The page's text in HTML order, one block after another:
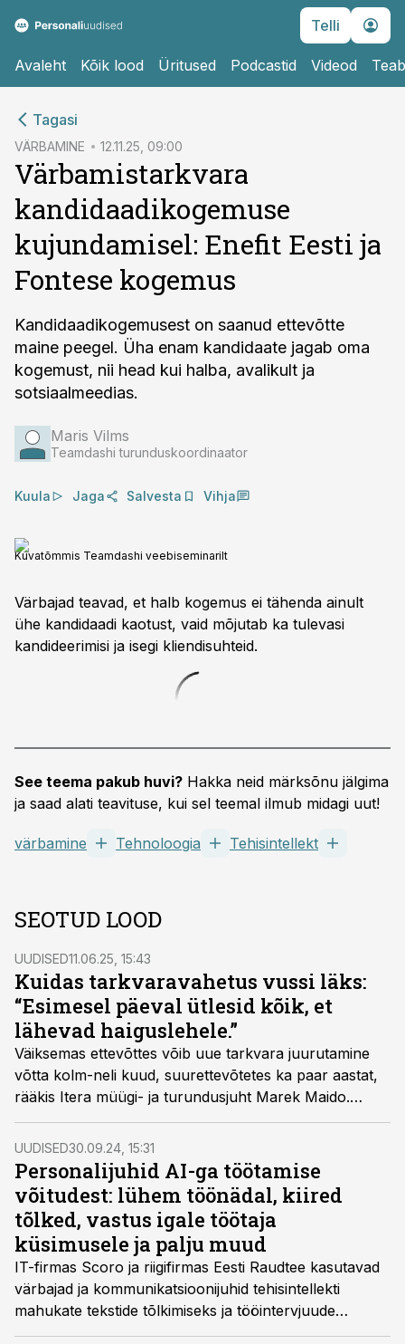
Telli
Avaleht Kõik lood Üritused Podcastid Videod
Tagasi
VÄRBAMINE 12.11.25, 09:00
Värbamistarkvara
kandidaadikogemuse
kujundamisel: Enefit Eesti ja
Fontese kogemus
Kandidaadikogemusest on saanud ettevõtte
maine peegel. Üha enam kandidaate jagab oma
kogemust, nii head kui halba, avalikult ja
sotsiaalmeedias.
Maris Vilms
Teamdashi turunduskoordinaator
Kuula Jaga Salvesta Vihja
Kuvatõmmis Teamdashi veebiseminarilt
Värbajad teavad, et halb kogemus ei tähenda ainult
ühe kandidaadi kaotust, vaid mõjutab ka tulevasi
kandideerimisi ja isegi kliendisuhteid.
See teema pakub huvi? Hakka neid märksõnu jälgima
ja saad alati teavituse, kui sel teemal ilmub midagi uut!
värbamine Tehnoloogia Tehisintellekt
SEOTUD LOOD
UUDISED11.06.25, 15:43
Kuidas tarkvaravahetus vussi läks:
“Esimesel päeval ütlesid kõik, et
lähevad haiguslehele.”
Väiksemas ettevõttes võib uue tarkvara juurutamine
võtta kolm-neli kuud, suurettevõtetes ka paar aastat,
rääkis Itera müügi- ja turundusjuht Marek Maido.
Muudatuste juhtimine on erakordselt oluline, et
vahetus õnnestuks.
UUDISED30.09.24, 15:31
Personalijuhid AI-ga töötamise
võitudest: lühem töönädal, kiired
tõlked, vastus igale töötaja
küsimusele ja palju muud
IT-firmas Scoro ja riigifirmas Eesti Raudtee kasutavad
värbajad ja kommunikatsioonijuhid tehisintellekti
mahukate tekstide tõlkimiseks ja tööintervjuude
läbiviimiseks, Eesti Energias ja suuremates pankades